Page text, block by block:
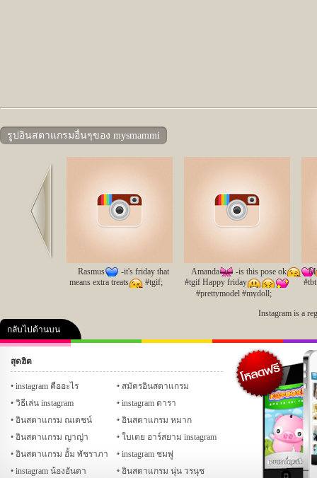
รูปอินสตาแกรมอื่นๆของ mysmammi
Rasmus
-it's friday that
means extra treats
#tgif;
Amanda
-is this pose ok
#tgif Happy friday
#prettymodel #mydoll;
Instagram is a
กลับไปด้านบน
เฟซบุ๊ก ทวิ
Glitter
สุดฮิต
instagram คืออะไร
สมัครอินสตาแกรม
วิธีเล่น instagram
instagram ดารา
อินสตาแกรม ณเดชน์
อินสตาแกรม หมาก
อินสตาแกรม ญาญ่า
ใบเตย อาร์สยาม instagram
อินสตาแกรม อั้ม พัชราภา
instagram ชมพู่
instagram น้องอันดา
อินสตาแกรม นุ่น วรนุช